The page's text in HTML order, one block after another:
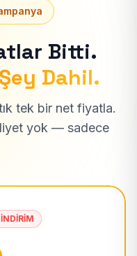
Bitti.
Dahil.
tek bir net fiyatla.
yok — sadece